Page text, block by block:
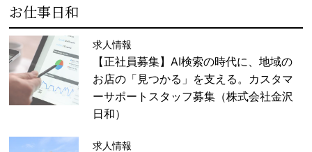
お仕事日和
求人情報
【正社員募集】AI検索の時代に、地域の
お店の「見つかる」を支える。カスタマ
ーサポートスタッフ募集（株式会社金沢
日和）
求人情報